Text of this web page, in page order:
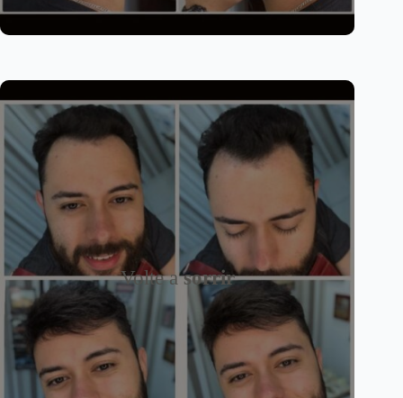
Volte asorrir